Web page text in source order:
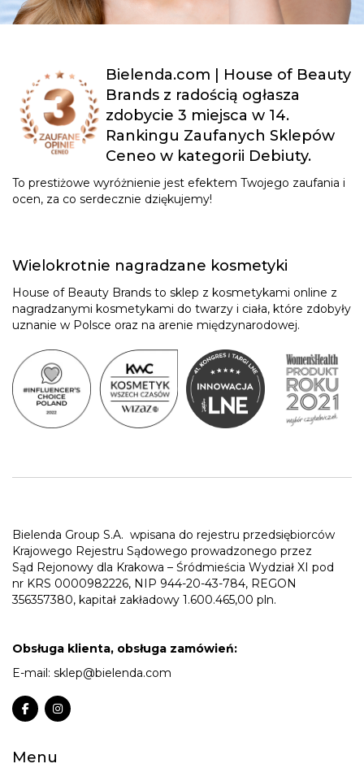
Bielenda.com | House of Beauty
Brands z radością ogłasza
zdobycie 3 miejsca w 14.
Rankingu Zaufanych Sklepów
Ceneo w kategorii Debiuty.
To prestiżowe wyróżnienie jest efektem Twojego zaufania i
ocen, za co serdecznie dziękujemy!
Wielokrotnie nagradzane kosmetyki
House of Beauty Brands to sklep z kosmetykami online z
nagradzanymi kosmetykami do twarzy i ciała, które zdobyły
uznanie w Polsce oraz na arenie międzynarodowej.
Bielenda Group S.A. wpisana do rejestru przedsiębiorców
Krajowego Rejestru Sądowego prowadzonego przez
Sąd Rejonowy dla Krakowa – Śródmieścia Wydział XI pod
nr KRS 0000982226, NIP 944-20-43-784, REGON
356357380, kapitał zakładowy 1.600.465,00 pln.
Obsługa klienta, obsługa zamówień:
E-mail: sklep@bielenda.com
Menu